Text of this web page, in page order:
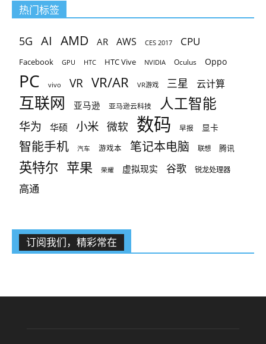
热门标签
5G AI AMD AR AWS CES 2017 CPU
Facebook GPU HTC HTC Vive NVIDIA Oculus Oppo
PC vivo VR VR/AR VR游戏 三星 云计算
互联网 亚马逊 亚马逊云科技 人工智能
华为 华硕 小米 微软 数码 早报 显卡
智能手机 汽车 游戏本 笔记本电脑 联想 腾讯
英特尔 苹果 荣耀 虚拟现实 谷歌 锐龙处理器
高通
订阅我们，精彩常在